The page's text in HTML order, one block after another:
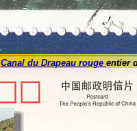
Canal du Drapeau rouge entier